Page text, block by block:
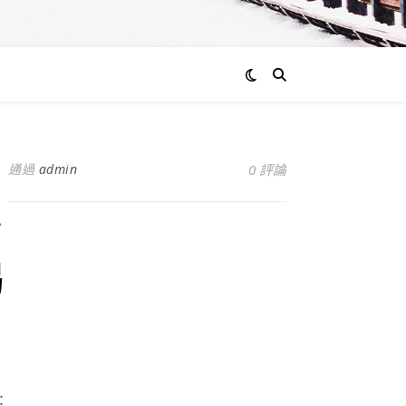
通過 admin 0 評論